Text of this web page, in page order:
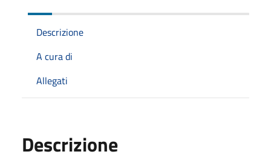
Descrizione
A cura di
Allegati
Descrizione